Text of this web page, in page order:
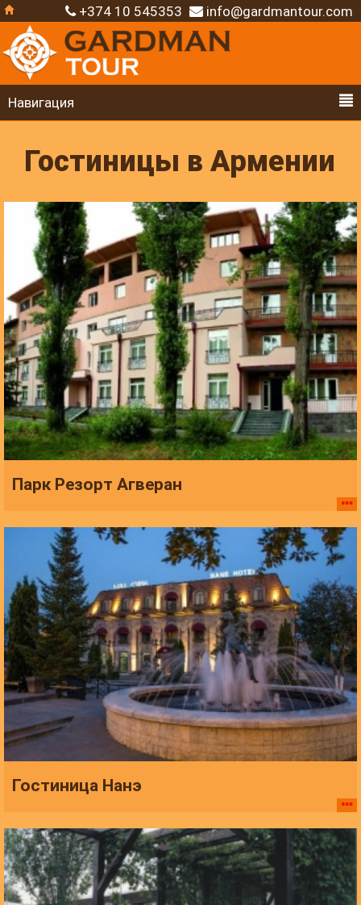
+374 10 545353 info@gardmantour.com
Навигация
Гостиницы в Армении
Парк Резорт Агверан
Гостиница Нанэ